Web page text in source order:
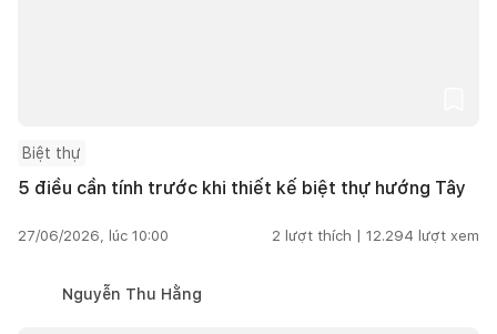
Biệt thự
5 điều cần tính trước khi thiết kế biệt thự hướng Tây
27/06/2026, lúc 10:00 2 lượt thích | 12.294 lượt xem
Nguyễn Thu Hằng